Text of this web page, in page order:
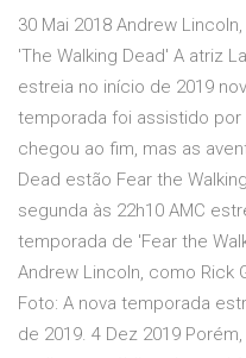
30 Mai 2018 Andrew
'The Walking Dead' A atriz
estreia no início de 2019
temporada foi assistido por
chegou ao fim, mas as
Dead estão Fear the
segunda às 22h10 AMC
temporada de 'Fear the
Andrew Lincoln, como Rick
Foto: A nova temporada
de 2019. 4 Dez 2019